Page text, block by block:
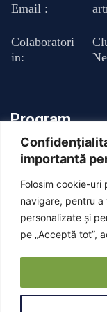
importantă
Folosim cookie-
navigare, pentru
personalizate și
pe „Acceptă tot”,
Email :
Colaboratori
in:
Program
Luni - Vineri : 13:00
Sambata: Inchis
Duminica: Inchis